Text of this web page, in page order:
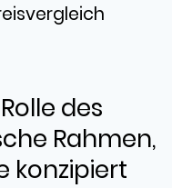
des
Rahmen,
konzipiert